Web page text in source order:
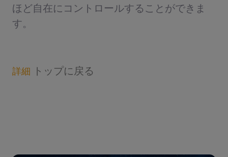
ほど自在にコントロールすることができま
す。
詳細 トップに戻る